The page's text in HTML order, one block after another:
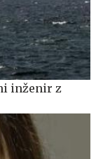
inženir z